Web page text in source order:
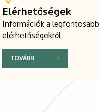
Elérhetőségek
Információk a legfontosabb
elérhetőségekről
TOVÁBB